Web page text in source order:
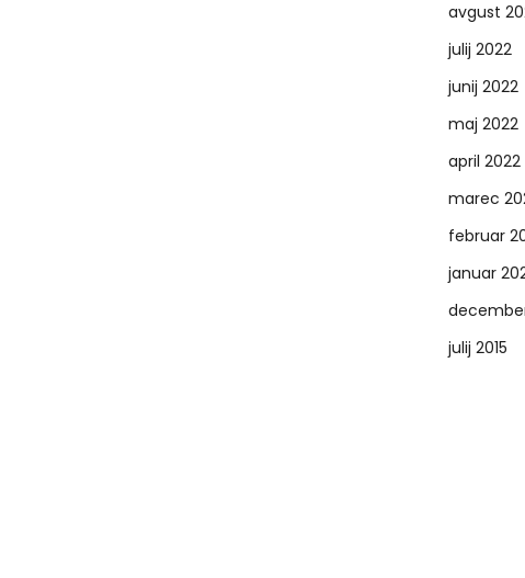
avgust
julij 2022
junij 2022
maj 2022
april 2022
marec
februar
januar
julij 2015